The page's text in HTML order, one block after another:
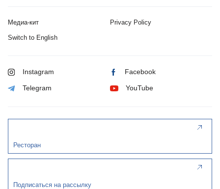
Медиа-кит Privacy Policy
Switch to English
Instagram Facebook
Telegram YouTube
Ресторан
Подписаться на рассылку